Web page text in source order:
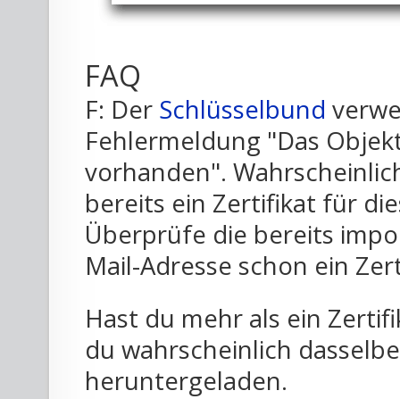
FAQ
F: Der Schlüsselbund
Fehlermeldung "Das
vorhanden".
bereits ein Zertifikat für
Überprüfe die bereits
Mail-Adresse schon ein
Hast du mehr als ein
du wahrscheinlich
heruntergeladen.